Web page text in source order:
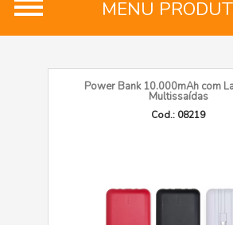
Power Bank 10.000mAh com
Multissaídas
Cod.: 08219